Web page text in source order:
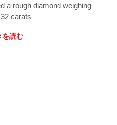
a rough diamond weighing
carats
を読む